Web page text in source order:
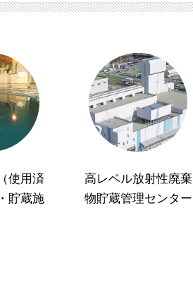
使用済
貯蔵施
高レベル放射性廃棄
物貯蔵管理センター